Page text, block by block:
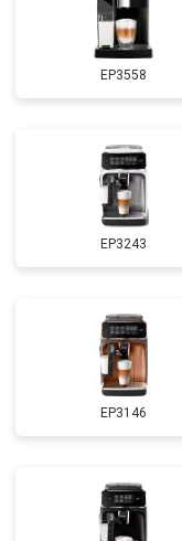
EP3558
EP3243
EP3146